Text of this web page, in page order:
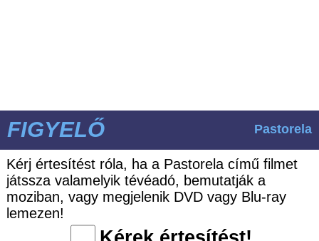
FIGYELŐ Pastorela
Kérj értesítést róla, ha a Pastorela című filmet
játssza valamelyik tévéadó, bemutatják a
moziban, vagy megjelenik DVD vagy Blu-ray
lemezen!